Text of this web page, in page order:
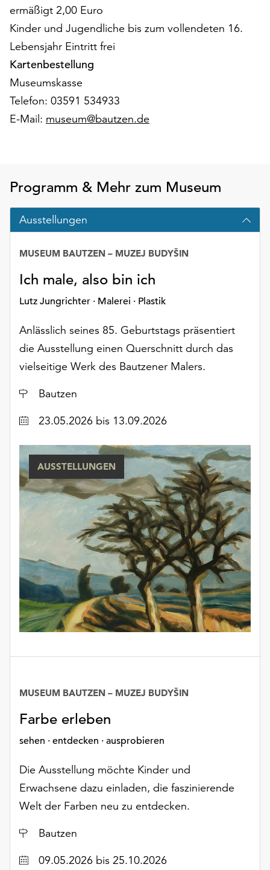
Einverständnis
weiterhin
ausgeführt.
Möchten
Sie
die
verwendeten
Cookies
Einstellungen
über
die
Schaltfläche
„Auswählen“.
Weitere
Informationen
finden
Datenschutzerklärung
oder
Impressum
ermäßigt 2,00 Euro
Kinder und Jugendliche bis zum vollendeten 16.
Lebensjahr Eintritt frei
Kartenbestellung
Museumskasse
Telefon: 03591 534933
E-Mail: museum@bautzen.de
Programm & Mehr zum Museum
Ausstellungen
Ich male, also bin ich
Lutz Jungrichter · Malerei · Plastik
MUSEUM BAUTZEN – MUZEJ BUDYŠIN
Anlässlich seines 85. Geburtstags präsentiert
die Ausstellung einen Querschnitt durch das
vielseitige Werk des Bautzener Malers.
Ort
Bautzen
Datum23.05.2026 bis 13.09.2026
AUSSTELLUNGEN
Farbe erleben
sehen · entdecken · ausprobieren
MUSEUM BAUTZEN – MUZEJ BUDYŠIN
Die Ausstellung möchte Kinder und
Erwachsene dazu einladen, die faszinierende
Welt der Farben neu zu entdecken.
Ort
Bautzen
Datum09.05.2026 bis 25.10.2026